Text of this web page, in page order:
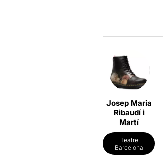
Josep Maria
Ribaudí i
Martí
Teatre
Barcelona